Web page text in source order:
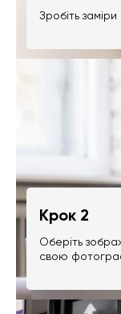
Зробіть
Крок 2
Оберіть
свою